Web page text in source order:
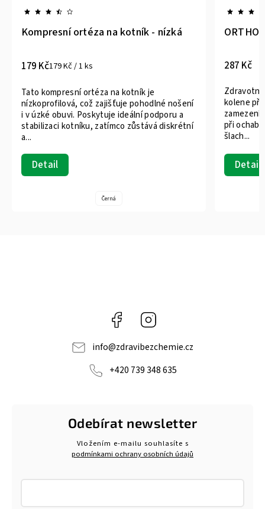
Kompresní ortéza na kotník - nízká
179 Kč179 Kč / 1 ks
Detail
Tato kompresní ortéza na kotník je
nízkoprofilová, což zajišťuje pohodlné nošení
i v úzké obuvi. Poskytuje ideální podporu a
stabilizaci kotníku, zatímco zůstává diskrétní
a...
Černá
ORTHO
287 Kč
Detail
kolene při
zamezení
při
šlach...
Facebook
info@zdravibezchemie.cz
+420 739 348 635
Odebírat newsletter
Vložením e-mailu souhlasíte s
podmínkami ochrany osobních údajů